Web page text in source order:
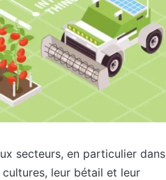
secteurs, en particulier dans
leur bétail et leur